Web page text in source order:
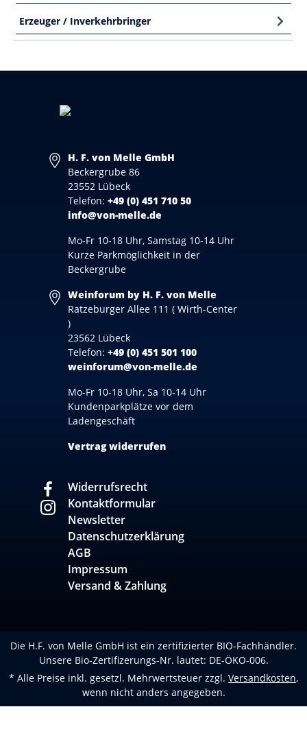
Erzeuger / Inverkehrbringer
H. F. von Melle GmbH
Beckergrube 86
23552 Lübeck
Telefon: +49 (0) 451 710 50
info@von-melle.de
Mo-Fr 10-18 Uhr, Samstag 10-14 Uhr
Kurze Parkmöglichkeit in der
Beckergrube
Weinforum by H. F. von Melle
Ratzeburger Allee 111 ( Wirth-Center
)
23562 Lübeck
Telefon: +49 (0) 451 501 100
weinforum@von-melle.de
Mo-Fr 10-18 Uhr, Sa 10-14 Uhr
Kundenparkplätze vor dem
Ladengeschäft
Vertrag widerrufen
Widerrufsrecht
Kontaktformular
Newsletter
Datenschutzerklärung
AGB
Impressum
Versand & Zahlung
Die H.F. von Melle GmbH ist ein zertifizierter BIO-Fachhändler.
Unsere Bio-Zertifizerungs-Nr. lautet: DE-ÖKO-006.
* Alle Preise inkl. gesetzl. Mehrwertsteuer zzgl. Versandkosten,
wenn nicht anders angegeben.